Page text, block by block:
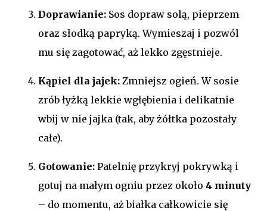
Doprawianie: Sos dopraw solą, pieprzem
oraz słodką papryką. Wymieszaj i pozwól
mu się zagotować, aż lekko zgęstnieje.
Kąpiel dla jajek: Zmniejsz ogień. W sosie
zrób łyżką lekkie wgłębienia i delikatnie
wbij w nie jajka (tak, aby żółtka pozostały
całe).
Gotowanie: Patelnię przykryj pokrywką i
gotuj na małym ogniu przez około 4 minuty
– do momentu, aż białka całkowicie się